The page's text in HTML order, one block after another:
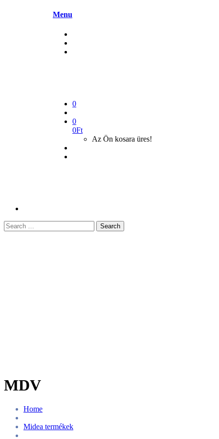
Menu
0
0
0Ft
Az Ön kosara üres!
Search
MDV
Home
Midea termékek